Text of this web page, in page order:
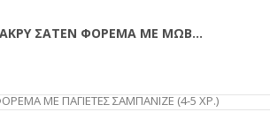
ΣΑΤΕΝ ΦΟΡΕΜΑ ΜΕ ΜΩΒ...